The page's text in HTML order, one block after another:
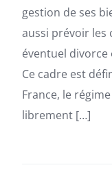
gestion de ses
aussi prévoir les
éventuel divorce
Ce cadre est
France, le
librement […]